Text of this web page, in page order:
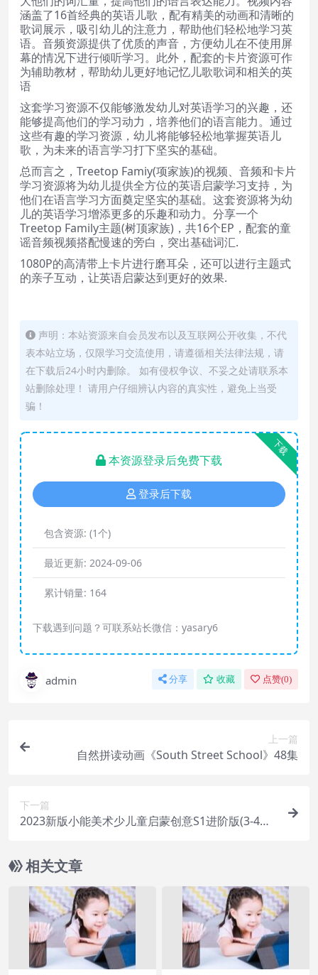
涵盖了16首经典的英语儿歌，配有精美的动画和清晰的
歌词展示，吸引幼儿的注意力，帮助他们轻松地学习英
语。音频资源提供了优质的声音，方便幼儿在不使用屏
幕的情况下进行倾听学习。此外，配套的卡片资源可作
为辅助教材，帮助幼儿更好地记忆儿歌歌词和相关的英
语
这套学习资源不仅能够激发幼儿对英语学习的兴趣，还
能够提高他们的学习动力，培养他们的语言能力。通过
这些有趣的学习资源，幼儿将能够轻松地掌握英语儿
歌，为未来的语言学习打下坚实的基础。
总而言之，Treetop Famiy(项家族)的视频、音频和卡片
学习资源将为幼儿提供全方位的英语启蒙学习支持，为
他们在语言学习方面奠定坚实的基础。这套资源将为幼
儿的英语学习增添更多的乐趣和动力。分享一个
Treetop Family主题(树顶家族)，共16个EP，配套的童
谣音频视频搭配慢速的旁白，突出基础词汇.
1080P的高清带上卡片进行磨耳朵，还可以进行主题式
的亲子互动，让英语启蒙达到更好的效果.
声明：本站资源来自会员发布以及互联网公开收集，不代
表本站立场，仅限学习交流使用，请遵循相关法律法规，请
在下载后24小时内删除。 如有侵权争议、不妥之处请联系本
站删除处理！ 请用户仔细辨认内容的真实性，避免上当受
骗！
下载
本资源登录后免费下载
登录后下载
包含资源: (1个)
最近更新: 2024-09-06
累计销量: 164
下载遇到问题？可联系站长微信：yasary6
admin 分享 收藏 点赞(0)
上一篇
自然拼读动画《South Street School》48集
下一篇
2023新版小能美术少儿童启蒙创意S1进阶版(3-4岁)
相关文章